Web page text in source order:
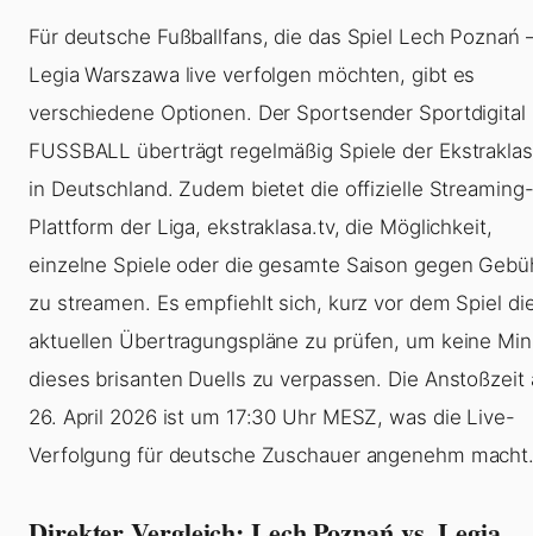
Für deutsche Fußballfans, die das Spiel Lech Poznań
Legia Warszawa live verfolgen möchten, gibt es
verschiedene Optionen. Der Sportsender Sportdigital
FUSSBALL überträgt regelmäßig Spiele der
in Deutschland. Zudem bietet die offizielle Streaming-
Plattform der Liga, ekstraklasa.tv, die Möglichkeit,
einzelne Spiele oder die gesamte Saison gegen
zu streamen. Es empfiehlt sich, kurz vor dem Spiel
aktuellen Übertragungspläne zu prüfen, um keine
dieses brisanten Duells zu verpassen. Die Anstoßzeit
26. April 2026 ist um 17:30 Uhr MESZ, was die Live-
Verfolgung für deutsche Zuschauer angenehm